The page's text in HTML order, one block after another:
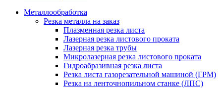
Металлообработка
Резка металла на заказ
Плазменная резка листа
Лазерная резка листового проката
Лазерная резка трубы
Микролазерная резка листового проката
Гидроабразивная резка листа
Резка листа газорезательной машиной (ГРМ)
Резка на ленточнопильном станке (ЛПС)